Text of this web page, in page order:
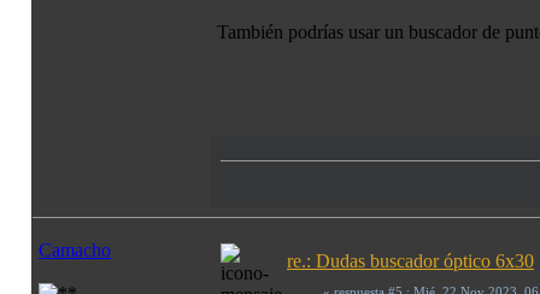
También podrías usar un buscador de
Camacho
re.: Dudas buscador óptico 6x30